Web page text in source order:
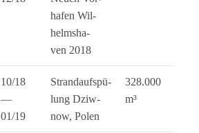
ha­fen Wil­
helms­ha­
ven 2018
10/18
—
01/19
Strand­auf­spü­
lung Dziw­
now, Polen
328.000
m³